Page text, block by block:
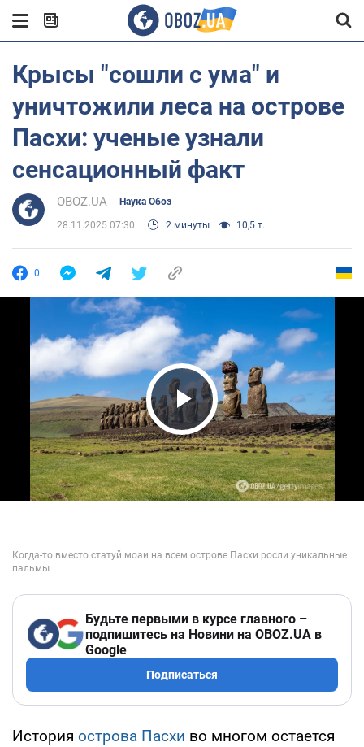
Крысы "сошли с ума" и
уничтожили леса на острове
Пасхи: ученые узнали
сенсационный факт
OBOZ.UA Наука Обоз
28.11.2025 07:30 2 минуты 10,5 т.
0
Play Video
Будьте первыми в курсе главного –
подпишитесь на Новини на OBOZ.UA в
Google
Подписаться
История острова Пасхи во многом остается